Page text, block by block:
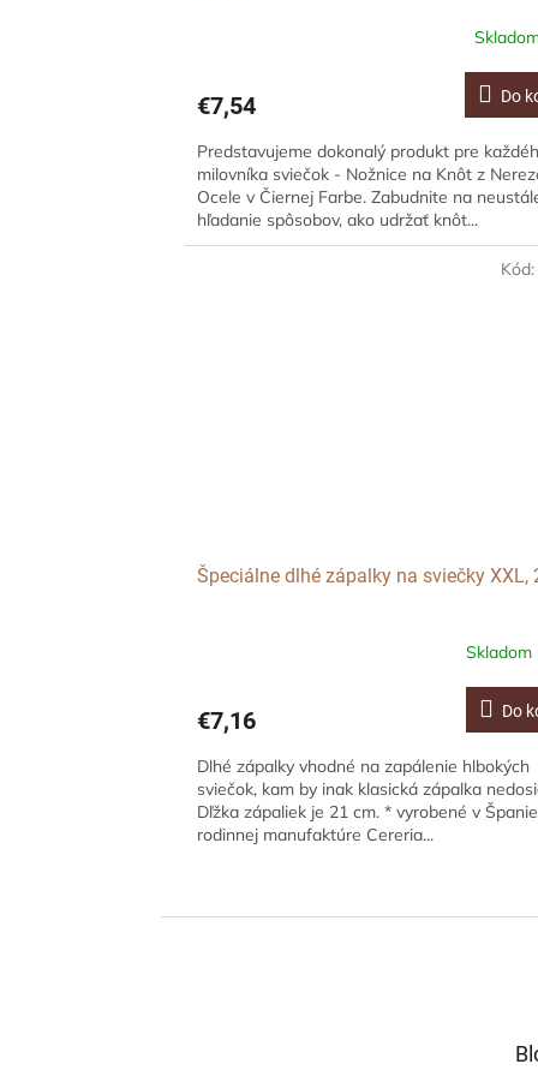
€7,54 Do
Predstavujeme dokonalý produkt pre
milovníka sviečok - Nožnice na Knôt z
Ocele v Čiernej Farbe. Zabudnite na
hľadanie spôsobov, ako udržať knôt...
Špeciálne dlhé zápalky na sviečky XXL,
Skladom
€7,16 Do
Dlhé zápalky vhodné na zapálenie hlbokých
sviečok, kam by inak klasická zápalka
Dľžka zápaliek je 21 cm. * vyrobené v
rodinnej manufaktúre Cereria...
Kód: